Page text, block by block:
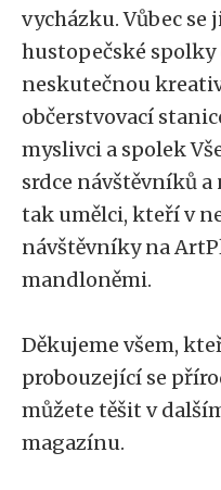
vycházku. Vůbec
hustopečské
neskutečnou
občerstvovací
myslivci a spolek
srdce návštěvníků a
tak umělci, kteří v
návštěvníky na
mandloněmi.
Děkujeme všem,
probouzející se
můžete těšit v
magazínu.